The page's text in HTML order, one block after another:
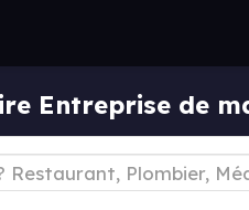
Entreprise de